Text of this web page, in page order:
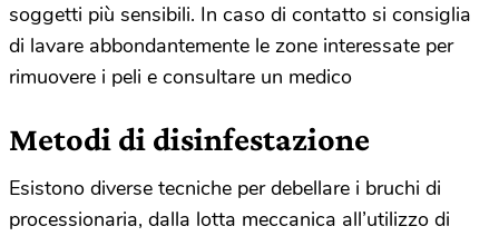
soggetti più sensibili. In caso di contatto si consiglia
di lavare abbondantemente le zone interessate per
rimuovere i peli e consultare un medico
Metodi di disinfestazione
Esistono diverse tecniche per debellare i bruchi di
processionaria, dalla lotta meccanica all’utilizzo di